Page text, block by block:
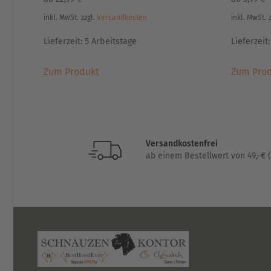
inkl. MwSt. zzgl. Versandkosten
Lieferzeit: 5 Arbeitstage
Zum ProduktProdukt
Die
Optionen
gewählt
werden
inkl. MwSt.
Lieferzeit:
Zum
Versandkostenfrei
ab einem Bestellwert von 49,-€